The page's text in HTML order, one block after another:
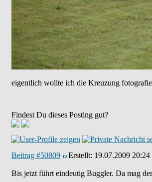
eigentlich wollte ich die Kreuzung
Findest Du dieses Posting gut?
Beitrag #50809 Erstellt: 19.07.2009 20:24
Bis jetzt führt eindeutig Buggler. Da mag